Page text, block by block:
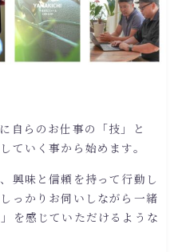
自らのお仕事の「技」と
ていく事から始めます。
興味と信頼を持って行動し
っかりお伺いしながら一緒
を感じていただけるような